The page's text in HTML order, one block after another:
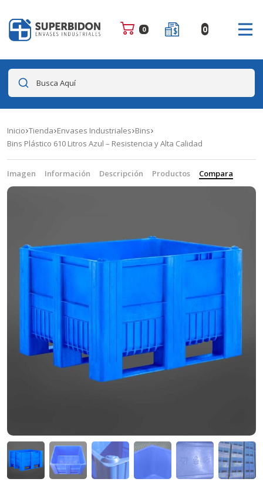
0 0
Busca Aquí
Inicio Tienda Envases Industriales Bins
Bins Plástico 610 Litros Azul – Resistencia y Alta Calidad
Imagen Información Descripción Productos Compara